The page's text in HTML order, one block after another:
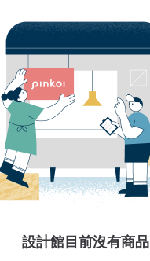
設計館目前沒有商品